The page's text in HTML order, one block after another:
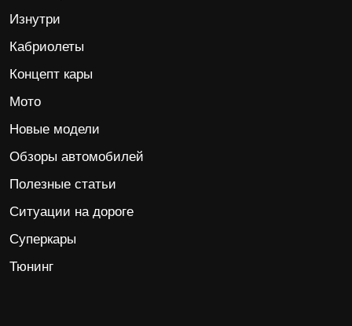
Изнутри
Кабриолеты
Концепт кары
Мото
Новые модели
Обзоры автомобилей
Полезные статьи
Ситуации на дороге
Суперкары
Тюнинг